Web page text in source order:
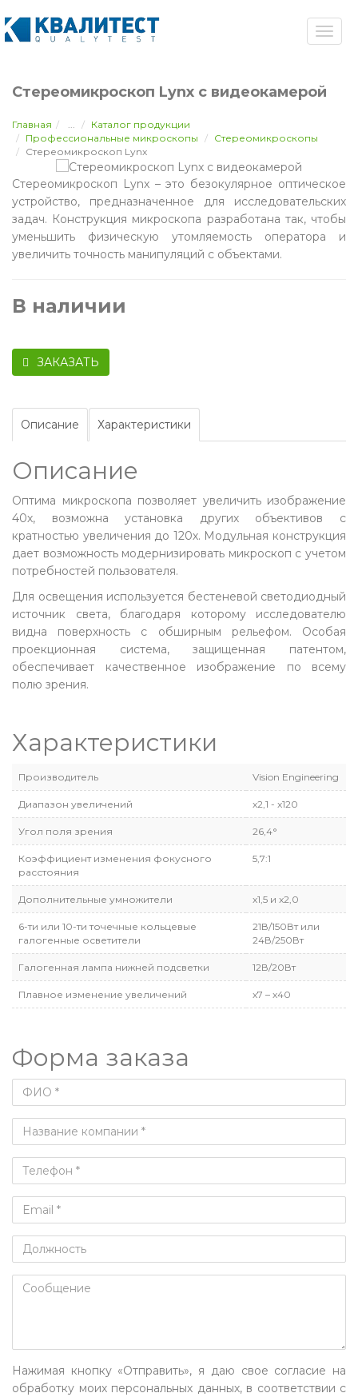
Стереомикроскоп Lynx с видеокамерой
Главная ...
Каталог продукции
Профессиональные микроскопы
Стереомикроскопы
Стереомикроскоп Lynx
Стереомикроскоп Lynx – это безокулярное оптическое
устройство, предназначенное для исследовательских
задач. Конструкция микроскопа разработана так, чтобы
уменьшить физическую утомляемость оператора и
увеличить точность манипуляций с объектами.
В наличии
ЗАКАЗАТЬ
Описание Характеристики
Описание
Оптима микроскопа позволяет увеличить изображение
40х, возможна установка других объективов с
кратностью увеличения до 120х. Модульная конструкция
дает возможность модернизировать микроскоп с учетом
потребностей пользователя.
Для освещения используется бестеневой светодиодный
источник света, благодаря которому исследователю
видна поверхность с обширным рельефом. Особая
проекционная система, защищенная патентом,
обеспечивает качественное изображение по всему
полю зрения.
Характеристики
Производитель Vision Engineering
Диапазон увеличений x2,1 - x120
Угол поля зрения 26,4°
Коэффициент изменения фокусного
расстояния
5,7:1
Дополнительные умножители x1,5 и x2,0
6-ти или 10-ти точечные кольцевые
галогенные осветители
21В/150Вт или
24В/250Вт
Галогенная лампа нижней подсветки 12В/20Вт
Плавное изменение увеличений x7 – x40
Форма заказа
Нажимая кнопку «Отправить», я даю свое согласие на
обработку моих персональных данных, в соответствии с